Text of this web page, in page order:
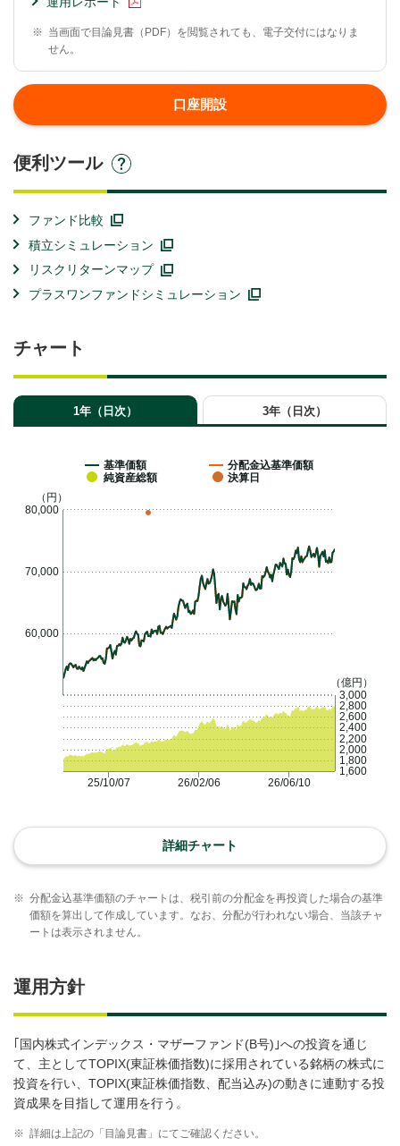
※ 当画面で目論見書（PDF）を閲覧されても、電子交付にはなりま
せん。
口座開設
便利ツール
ファンド比較
積立シミュレーション
リスクリターンマップ
プラスワンファンドシミュレーション
チャート
1年（日次） 3年（日次）
（円）
（億円）
基準価額
分配金込基準価額
純資産総額
決算日
60,000
70,000
80,000
1,800
2,400
3,000
1,600
2,000
2,200
2,600
2,800
25/10/07 26/02/06 26/06/10
詳細チャート
※ 分配金込基準価額のチャートは、税引前の分配金を再投資した場合の基準
価額を算出して作成しています。なお、分配が行われない場合、当該チャ
ートは表示されません。
運用方針
｢国内株式インデックス・マザーファンド(B号)｣への投資を通じ
て、主としてTOPIX(東証株価指数)に採用されている銘柄の株式に
投資を行い、TOPIX(東証株価指数、配当込み)の動きに連動する投
資成果を目指して運用を行う。
※ 詳細は上記の「目論見書」にてご確認ください。